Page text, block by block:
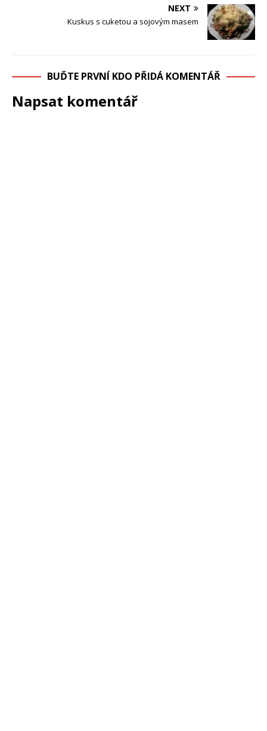
NEXT
Kuskus s cuketou a sojovým masem
BUĎTE PRVNÍ KDO PŘIDÁ KOMENTÁŘ
Napsat komentář